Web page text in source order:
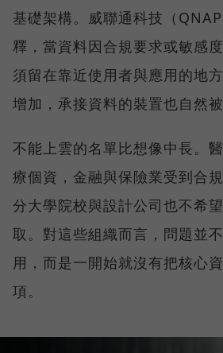
基礎架構。威聯通科技（
釋，當資料因合規要求或敏感
須留在靠近使用者與應用的地
增加，承接資料的裝置也自然
不能上雲的名單比想像中長。
療個資，金融與保險業受到合
分大學院校與設計公司也不希
取。對這些組織而言，問題並
用，而是一開始就沒有把核心
項。